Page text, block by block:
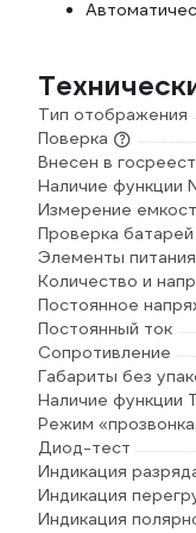
Тип отображения
Поверка
Внесен в
Наличие функции
Измерение
Проверка батарей
Элементы питания
Количество и
Постоянное
Постоянный ток
Сопротивление
Габариты без
Наличие функции
Режим
Диод-тест
Индикация
Индикация
Индикация